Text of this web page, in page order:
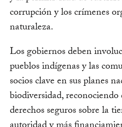
corrupción y los crímenes
naturaleza.
Los gobiernos deben
pueblos indígenas y las
socios clave en sus planes
biodiversidad,
derechos seguros sobre la